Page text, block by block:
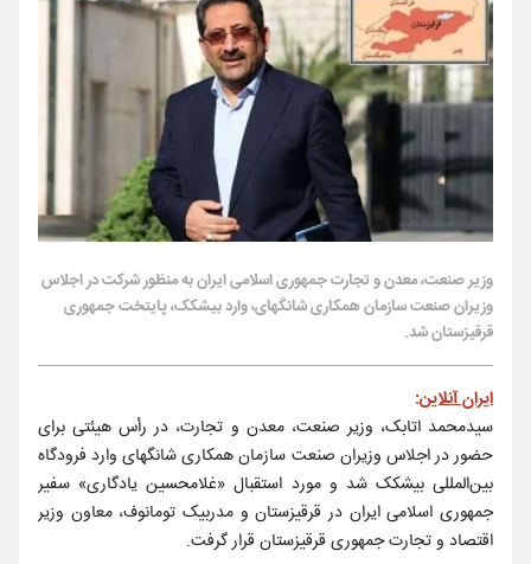
وزیر صنعت، معدن و تجارت جمهوری اسلامی ایران به منظور شرکت در اجلاس
وزیران صنعت سازمان همکاری شانگهای، وارد بیشکک، پایتخت جمهوری
قرقیزستان شد.
ایران آنلاین:
سیدمحمد اتابک، وزیر صنعت، معدن و تجارت، در رأس هیئتی برای
حضور در اجلاس وزیران صنعت سازمان همکاری شانگهای وارد فرودگاه
بین‌المللی بیشکک شد و مورد استقبال «غلامحسین یادگاری» سفیر
جمهوری اسلامی ایران در قرقیزستان و مدربیک تومانوف، معاون وزیر
اقتصاد و تجارت جمهوری قرقیزستان قرار گرفت.